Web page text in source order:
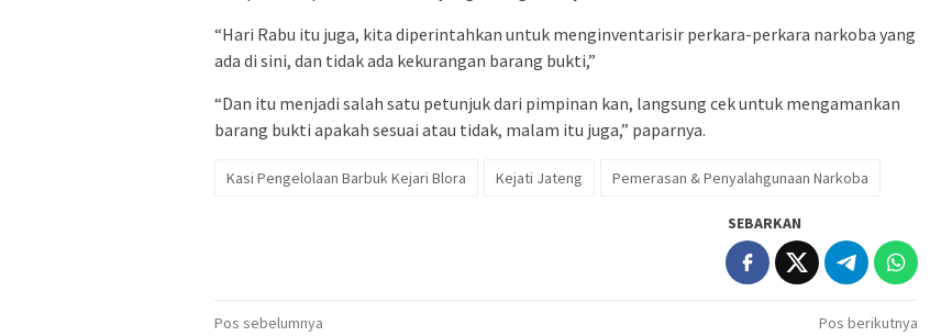
“Hari Rabu itu juga, kita diperintahkan untuk menginventarisir perkara-perkara narkoba yang
ada di sini, dan tidak ada kekurangan barang bukti,”
“Dan itu menjadi salah satu petunjuk dari pimpinan kan, langsung cek untuk mengamankan
barang bukti apakah sesuai atau tidak, malam itu juga,” paparnya.
Kasi Pengelolaan Barbuk Kejari Blora Kejati Jateng Pemerasan & Penyalahgunaan Narkoba
SEBARKAN
Navigasi
Pos sebelumnya
Pos berikutnya